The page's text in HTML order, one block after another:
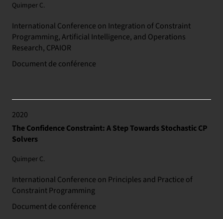
Quimper C.
International Conference on Integration of Constraint
Programming, Artificial Intelligence, and Operations
Research, CPAIOR
Document de conférence
2020
The Confidence Constraint: A Step Towards Stochastic CP
Solvers
Quimper C.
International Conference on Principles and Practice of
Constraint Programming
Document de conférence